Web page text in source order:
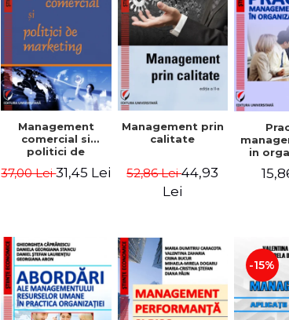
Management
comercial si
politici de
37,00 Lei31,45 Lei
Management prin
calitate
52,86 Lei44,93
Lei
in
-15%